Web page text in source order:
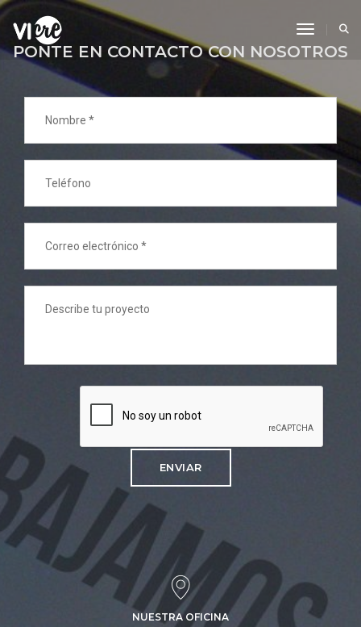
Toggle
PONTE EN CONTACTO CON NOSOTROS
NUESTRA OFICINA